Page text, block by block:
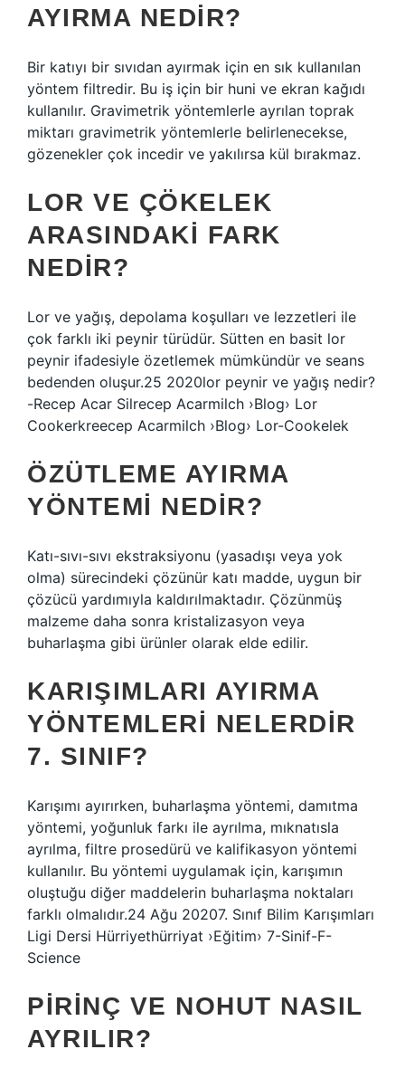
AYIRMA NEDIR?
Bir katıyı bir sıvıdan ayırmak için en sık kullanılan
yöntem filtredir. Bu iş için bir huni ve ekran kağıdı
kullanılır. Gravimetrik yöntemlerle ayrılan toprak
miktarı gravimetrik yöntemlerle belirlenecekse,
gözenekler çok incedir ve yakılırsa kül bırakmaz.
LOR VE ÇÖKELEK
ARASINDAKI FARK
NEDIR?
Lor ve yağış, depolama koşulları ve lezzetleri ile
çok farklı iki peynir türüdür. Sütten en basit lor
peynir ifadesiyle özetlemek mümkündür ve seans
bedenden oluşur.25 2020lor peynir ve yağış nedir?
-Recep Acar Silrecep Acarmilch ›Blog› Lor
Cookerkreecep Acarmilch ›Blog› Lor-Cookelek
ÖZÜTLEME AYIRMA
YÖNTEMI NEDIR?
Katı-sıvı-sıvı ekstraksiyonu (yasadışı veya yok
olma) sürecindeki çözünür katı madde, uygun bir
çözücü yardımıyla kaldırılmaktadır. Çözünmüş
malzeme daha sonra kristalizasyon veya
buharlaşma gibi ürünler olarak elde edilir.
KARIŞIMLARI AYIRMA
YÖNTEMLERI NELERDIR
7. SINIF?
Karışımı ayırırken, buharlaşma yöntemi, damıtma
yöntemi, yoğunluk farkı ile ayrılma, mıknatısla
ayrılma, filtre prosedürü ve kalifikasyon yöntemi
kullanılır. Bu yöntemi uygulamak için, karışımın
oluştuğu diğer maddelerin buharlaşma noktaları
farklı olmalıdır.24 Ağu 20207. Sınıf Bilim Karışımları
Ligi Dersi Hürriyethürriyat ›Eğitim› 7-Sinif-F-
Science
PIRINÇ VE NOHUT NASIL
AYRILIR?